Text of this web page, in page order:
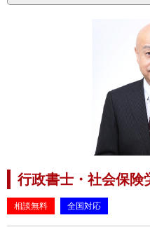
行政書士・社会保
相談無料 全国対応